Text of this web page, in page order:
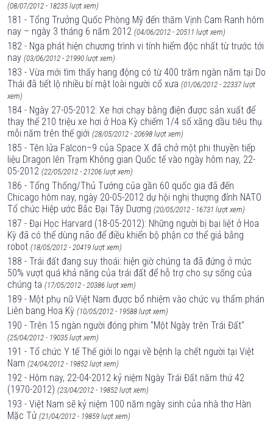
(08/07/2012 - 18235 lượt xem)
181 - Tổng Trưởng Quốc Phòng Mỹ đến thăm Vịnh Cam Ranh hôm
nay – ngày 3 tháng 6 năm 2012 (04/06/2012 - 20511 lượt xem)
182 - Nga phát hiện chương trình vi tính hiểm độc nhất từ trước tới
nay (03/06/2012 - 21990 lượt xem)
183 - Vừa mới tìm thấy hang động có từ 400 trăm ngàn năm tại Do
Thái đã tiết lộ nhiều bí mật loài người cổ xưa (01/06/2012 - 22337 lượt
xem)
184 - Ngày 27-05-2012: Xe hơi chạy bằng điện được sản xuất để
thay thế 210 triệu xe hơi ở Hoa Kỳ chiếm 1/4 số xăng dầu tiêu thụ
mỗi năm trên thế giới (28/05/2012 - 20698 lượt xem)
185 - Tên lửa Falcon–9 của Space X đã chở một phi thuyền tiếp
liệu Dragon lên Trạm Không gian Quốc tế vào ngày hôm nay, 22-
05-2012 (22/05/2012 - 21206 lượt xem)
186 - Tổng Thống/Thủ Tướng của gần 60 quốc gia đã đến
Chicago hôm nay, ngày 20-05-2012 dự hội nghị thượng đỉnh NATO
Tổ chức Hiệp ước Bắc Đại Tây Dương (20/05/2012 - 16731 lượt xem)
187 - Đại Học Harvard (18-05-2012): Những người bị bại liệt ở Hoa
Kỳ đã có thể dùng não để điều khiển bộ phận cơ thể giả bằng
robot (18/05/2012 - 20419 lượt xem)
188 - Trái đất đang suy thoái: hiện giờ chúng ta đã đứng ở mức
50% vượt quá khả năng của trái đất để hỗ trợ cho sự sống của
chúng ta (17/05/2012 - 20386 lượt xem)
189 - Một phụ nữ Việt Nam được bổ nhiệm vào chức vụ thẩm phán
Liên bang Hoa Kỳ (10/05/2012 - 19588 lượt xem)
190 - Trên 15 ngàn người đóng phim "Một Ngày trên Trái Đất"
(25/04/2012 - 19035 lượt xem)
191 - Tổ chức Y tế Thế giới lo ngại về bệnh lạ chết người tại Việt
Nam (24/04/2012 - 19852 lượt xem)
192 - Hôm nay, 22-04-2012 kỷ niệm Ngày Trái Đất năm thứ 42
(1970-2012) (23/04/2012 - 19852 lượt xem)
193 - Việt Nam sẽ kỷ niệm 100 năm ngày sinh của nhà thơ Hàn
Mặc Tử (21/04/2012 - 19859 lượt xem)